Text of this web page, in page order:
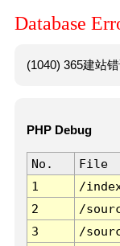
Database
(1040) 365建站
PHP Debug
No. File
1
/
2
/
3
/